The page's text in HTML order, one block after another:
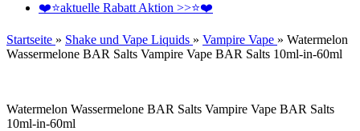
❤️️⭐aktuelle Rabatt Aktion >>⭐❤️️
Startseite » Shake und Vape Liquids » Vampire Vape » Watermelon
Wassermelone BAR Salts Vampire Vape BAR Salts 10ml-in-60ml
Watermelon Wassermelone BAR Salts Vampire Vape BAR Salts
10ml-in-60ml